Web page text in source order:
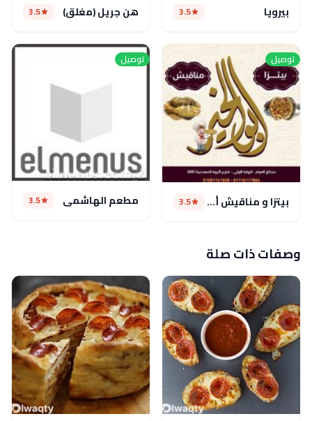
بيرويا 3.5 هن جريل (مغلق) 3.5
توصيل
بيتزا و مناقيش أبو الخير 3.5
توصيل
مطعم الهاشمي 3.5
وصفات ذات صلة